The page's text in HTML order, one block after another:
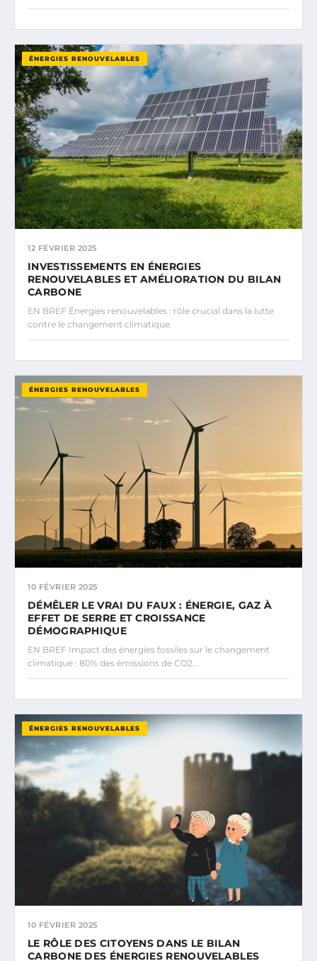
ÉNERGIES RENOUVELABLES
12 FÉVRIER 2025
INVESTISSEMENTS EN ÉNERGIES
RENOUVELABLES ET AMÉLIORATION DU BILAN
CARBONE
EN BREF Énergies renouvelables : rôle crucial dans la lutte
contre le changement climatique.
ÉNERGIES RENOUVELABLES
10 FÉVRIER 2025
DÉMÊLER LE VRAI DU FAUX : ÉNERGIE, GAZ À
EFFET DE SERRE ET CROISSANCE
DÉMOGRAPHIQUE
EN BREF Impact des énergies fossiles sur le changement
climatique : 80% des émissions de CO2…
ÉNERGIES RENOUVELABLES
10 FÉVRIER 2025
LE RÔLE DES CITOYENS DANS LE BILAN
CARBONE DES ÉNERGIES RENOUVELABLES